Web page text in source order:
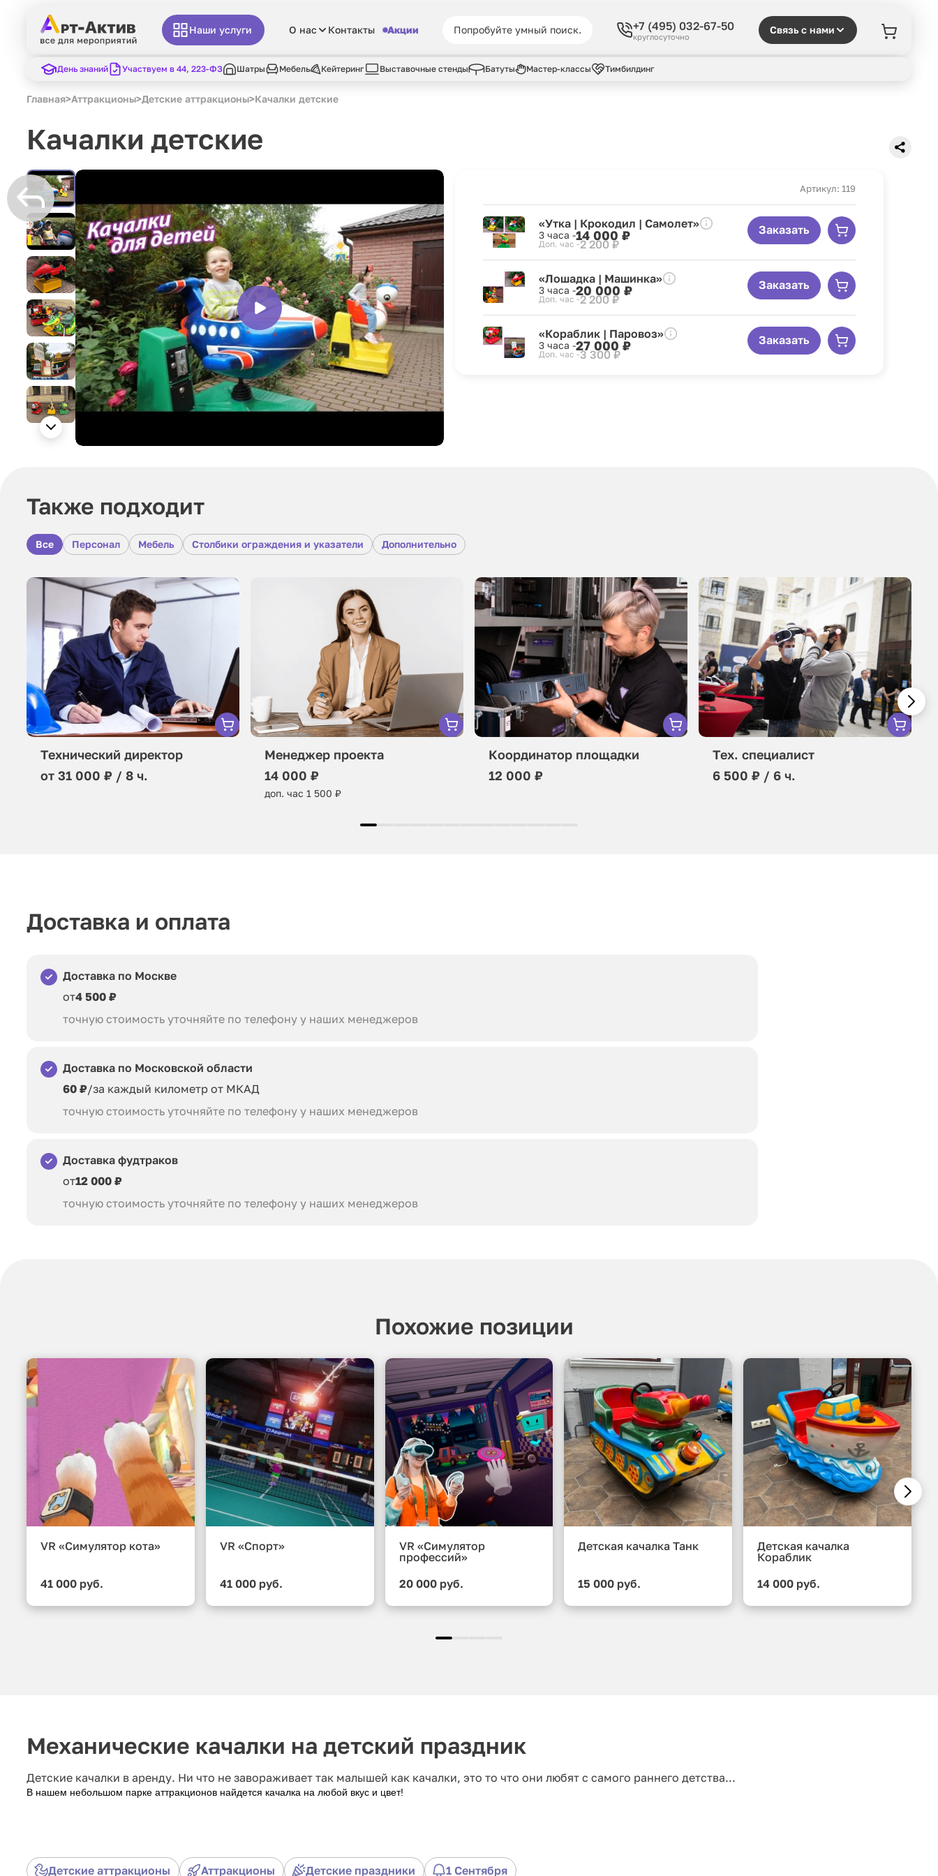
Наши услуги О нас Контакты Акции +7 (495) 032-67-50
круглосуточно
Связь с нами
День знаний Участвуем в 44, 223-ФЗ Шатры Мебель Кейтеринг Выставочные стенды Батуты Мастер-классы Тимбилдинг
Главная>Аттракционы>Детские аттракционы>Качалки детские
Качалки детские
Артикул: 119
«Утка | Крокодил | Самолет»
3 часа -14 000 ₽
Доп. час -2 200 ₽
Заказать
«Лошадка | Машинка»
3 часа -20 000 ₽
Доп. час -2 200 ₽
Заказать
«Кораблик | Паровоз»
3 часа -27 000 ₽
Доп. час -3 300 ₽
Заказать
Также подходит
Все Персонал Мебель Столбики ограждения и указатели Дополнительно
Технический директор
от 31 000 ₽ / 8 ч.
Менеджер проекта
14 000 ₽
доп. час 1 500 ₽
Координатор площадки
12 000 ₽
Тех. специалист
6 500 ₽ / 6 ч.
Доставка и оплата
Доставка по Москве
от4 500 ₽
точную стоимость уточняйте по телефону у наших менеджеров
Доставка по Московской области
60 ₽/за каждый километр от МКАД
точную стоимость уточняйте по телефону у наших менеджеров
Доставка фудтраков
от12 000 ₽
точную стоимость уточняйте по телефону у наших менеджеров
Похожие позиции
VR «Симулятор кота»
41 000 руб.
VR «Спорт»
41 000 руб.
VR «Симулятор
профессий»
20 000 руб.
Детская качалка Танк
15 000 руб.
Детская качалка
Кораблик
14 000 руб.
Механические качалки на детский праздник
Детские качалки в аренду. Ни что не завораживает так малышей как качалки, это то что они любят с самого раннего детства...
В нашем небольшом парке аттракционов найдется качалка на любой вкус и цвет!
Детские аттракционы Аттракционы Детские праздники 1 Сентября